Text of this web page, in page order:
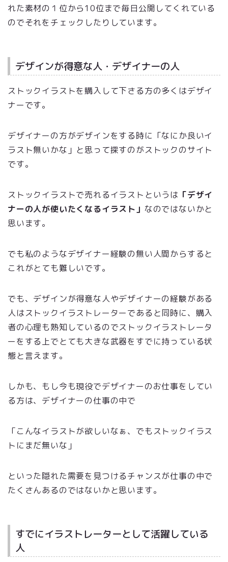
れた素材の１位から10位まで毎日公開してくれている
のでそれをチェックしたりしています。
デザインが得意な人・デザイナーの人
ストックイラストを購入して下さる方の多くはデザイ
ナーです。
デザイナーの方がデザインをする時に「なにか良いイ
ラスト無いかな」と思って探すのがストックのサイト
です。
ストックイラストで売れるイラストというは 「デザイ
ナーの人が使いたくなるイラスト」 なのではないかと
思います。
でも私のようなデザイナー経験の無い人間からすると
これがとても難しいです。
でも、デザインが得意な人やデザイナーの経験がある
人はストックイラストレーターであると同時に、購入
者の心理も熟知しているのでストックイラストレータ
ーをする上でとても大きな武器をすでに持っている状
態と言えます。
しかも、もし今も現役でデザイナーのお仕事をしてい
る方は、デザイナーの仕事の中で
「こんなイラストが欲しいなぁ、でもストックイラス
トにまだ無いな」
といった隠れた需要を見つけるチャンスが仕事の中で
たくさんあるのではないかと思います。
すでにイラストレーターとして活躍している
人